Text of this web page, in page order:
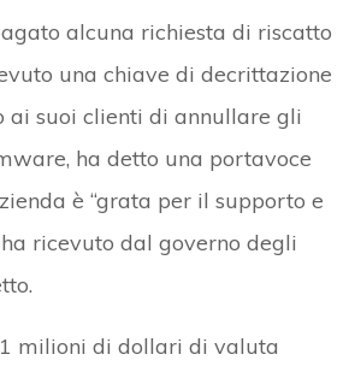
alcuna richiesta di riscatto
una chiave di decrittazione
ai suoi clienti di annullare gli
ha detto una portavoce
è “grata per il supporto e
ha ricevuto dal governo degli
milioni di dollari di valuta